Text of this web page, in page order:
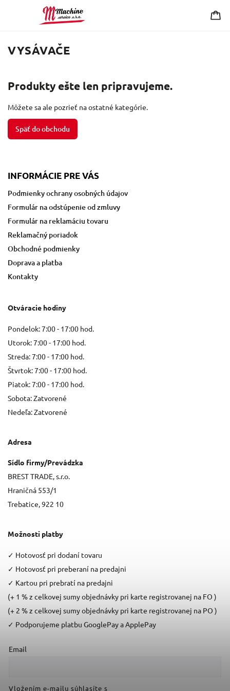
VYSÁVAČE
Produkty ešte len pripravujeme.
Môžete sa ale pozrieť na ostatné kategórie.
Späť do obchodu
INFORMÁCIE PRE VÁS
Podmienky ochrany osobných údajov
Formulár na odstúpenie od zmluvy
Formulár na reklamáciu tovaru
Reklamačný poriadok
Obchodné podmienky
Doprava a platba
Kontakty
Otváracie hodiny
Pondelok: 7:00 - 17:00 hod.
Utorok: 7:00 - 17:00 hod.
Streda: 7:00 - 17:00 hod.
Štvrtok: 7:00 - 17:00 hod.
Piatok: 7:00 - 17:00 hod.
Sobota: Zatvorené
Nedeľa: Zatvorené
Adresa
Sídlo firmy/Prevádzka
BREST TRADE, s.r.o.
Hraničná 553/1
Trebatice, 922 10
Možnosti platby
✓ Hotovosť pri dodaní tovaru
✓ Hotovosť pri preberaní na predajni
✓ Kartou pri prebratí na predajni
(+ 1 % z celkovej sumy objednávky pri karte registrovanej na FO )
(+ 2 % z celkovej sumy objednávky pri karte registrovanej na PO )
✓ Podporujeme platbu GooglePay a ApplePay
Email
Vložením e-mailu súhlasíte s